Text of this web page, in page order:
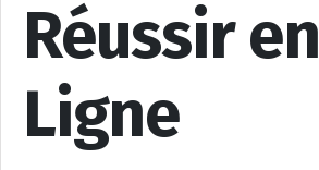
Réussir en
Ligne